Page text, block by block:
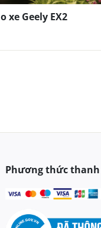
xe Geely EX2
Phương thức